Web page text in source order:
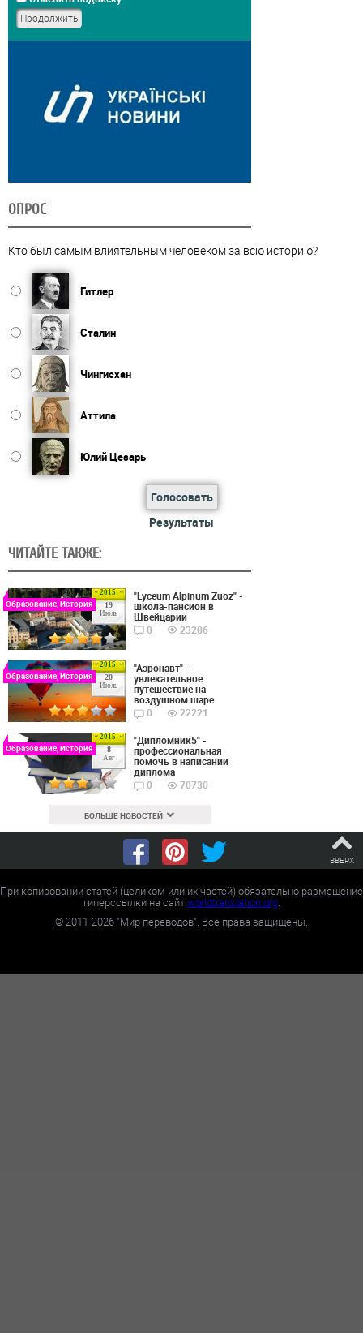
ОПРОС
Кто был самым влиятельным человеком за всю историю?
Гитлер
Сталин
Чингисхан
Аттила
Юлий Цезарь
Голосовать
Результаты
ЧИТАЙТЕ ТАКЖЕ:
2015
19
Июль
Образование, История
"Lyceum Alpinum Zuoz" -
школа-пансион в
Швейцарии
0
23206
2015
20
Июль
Образование, История
"Аэронавт" -
увлекательное
путешествие на
воздушном шаре
0
22221
2015
8
Авг
Образование, История
"Дипломник5" -
профессиональная
помочь в написании
диплома
0
70730
БОЛЬШЕ НОВОСТЕЙ
ВВЕРХ
При копировании статей (целиком или их частей) обязательно размещение
гиперссылки на сайтworldtranslation.org.
©2011-2026 "Мир переводов". Все права защищены.